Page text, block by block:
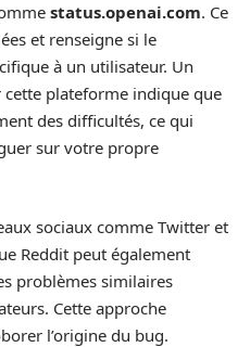
status.openai.com. Ce
et renseigne si le
à un utilisateur. Un
plateforme indique que
des difficultés, ce qui
sur votre propre
sociaux comme Twitter et
Reddit peut également
problèmes similaires
Cette approche
l’origine du bug.